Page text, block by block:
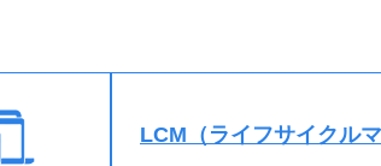
LCM（ライフサイクル